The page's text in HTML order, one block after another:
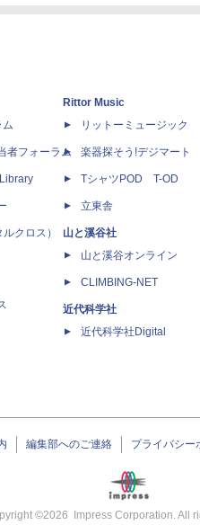
者フォーラム
クロス）
Rittor Music
リットーミュージック
楽器探そう!デジマート
TシャツPOD T-OD
立東舎
山と溪谷社
山と溪谷オンライン
CLIMBING-NET
近代科学社
近代科学社Digital
編集部へのご連絡 プライバシー
©2026 Impress Corporation. All